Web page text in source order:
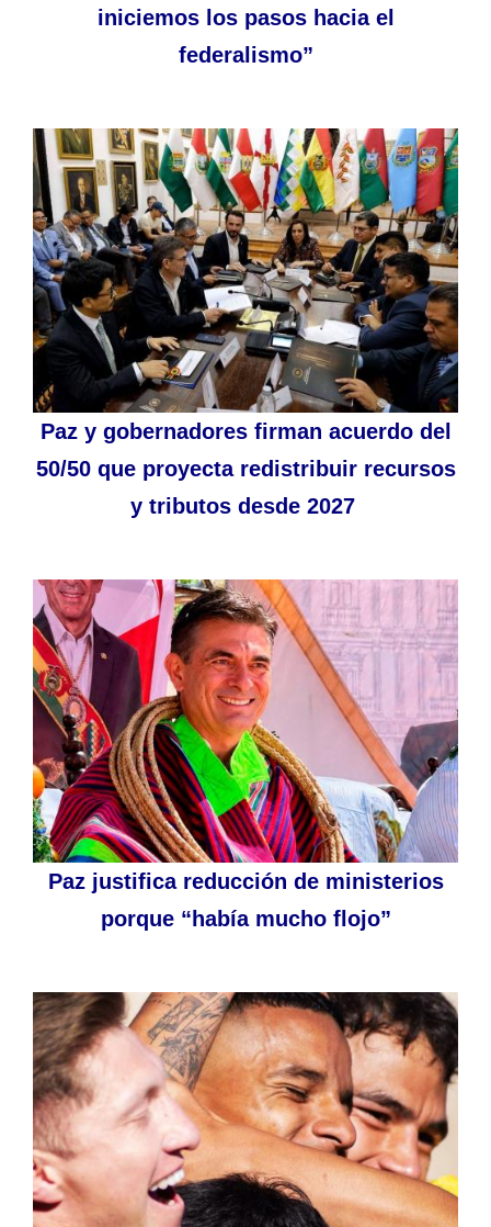
iniciemos los pasos hacia el
federalismo”
Paz y gobernadores firman acuerdo del
50/50 que proyecta redistribuir recursos
y tributos desde 2027
Paz justifica reducción de ministerios
porque “había mucho flojo”